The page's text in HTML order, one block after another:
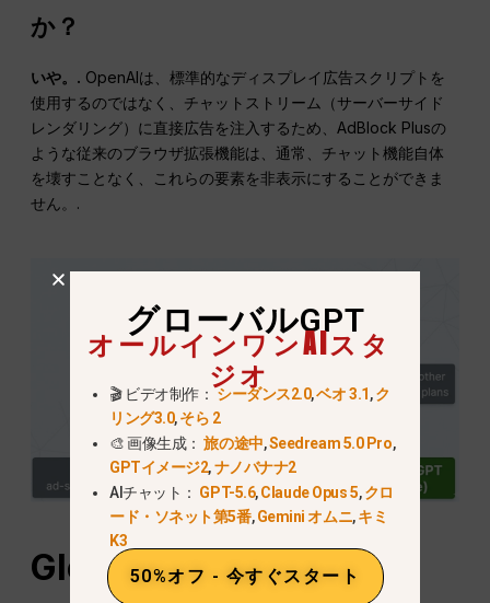
か？
いや。. OpenAIは、標準的なディスプレイ広告スクリプトを
使用するのではなく、チャットストリーム（サーバーサイド
レンダリング）に直接広告を注入するため、AdBlock Plusの
ような従来のブラウザ拡張機能は、通常、チャット機能自体
を壊すことなく、これらの要素を非表示にすることができま
せん。.
GlobalGPT ($5.8) vs.
グローバルGPT
オールインワンAIスタ
ジオ
🎬 ビデオ制作：シーダンス2.0,ベオ 3.1,ク
リング3.0,そら 2
🎨 画像生成：旅の途中,Seedream 5.0 Pro,
GPTイメージ2,ナノバナナ2
AIチャット： GPT-5.6,Claude Opus 5,クロ
ード・ソネット第5番,Gemini オムニ,キミ
K3
50%オフ - 今すぐスタート